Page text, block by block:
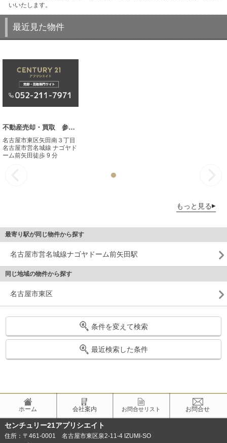
いいたします。
最近見た物件
不動産売却・買取 参考事例
名古屋市東区矢田南３丁目
名古屋市営名城線 ナゴヤド
ーム前矢田徒歩 9 分
もっと見る
最寄り駅が同じ物件から探す
名古屋市営名城線ナゴヤドーム前矢田駅
同じ地域の物件から探す
名古屋市東区
条件を変えて検索
最近検索した条件
ホーム 会社案内 お問合せリスト お問合せ
センチュリー21アプリシエイト
住所：〒461-0001 名古屋市東区泉2-11-4 IZUMI-SO